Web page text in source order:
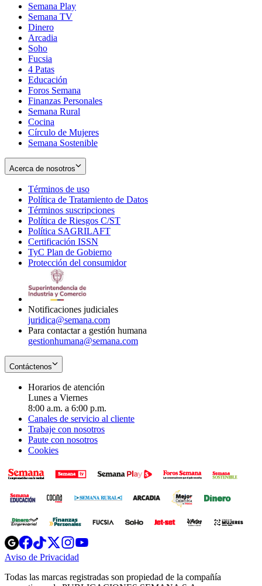
Semana Play
Semana TV
Dinero
Arcadia
Soho
in
new
window
Fucsia
in
new
window
4 Patas
Educación
Foros Semana
Finanzas Personales
Semana Rural
Cocina
Círculo de Mujeres
Semana Sostenible
Acerca de nosotros
Términos de uso
in
new
window
Política de Tratamiento de Datos
Términos suscripciones
in
Política de Riesgos C/ST
Política SAGRILAFT
new
window
Certificación ISSN
in
new
TyC Plan de Gobierno
in
Protección del consumidorOpens
Notificaciones judiciales
juridica@semana.com
Para contactar a gestión humana
gestionhumana@semana.com
Contáctenos
Horarios de atención
Lunes a Viernes
8:00 a.m. a 6:00 p.m.
Canales de servicio al cliente
Trabaje con nosotros
Paute con nosotros
Cookies
Opens
in
new
Opens
in
new
Opens
in
new
window
Opens
new
windowwindow
Aviso de Privacidad
new
Todas las marcas registradas son propiedad de la compañía